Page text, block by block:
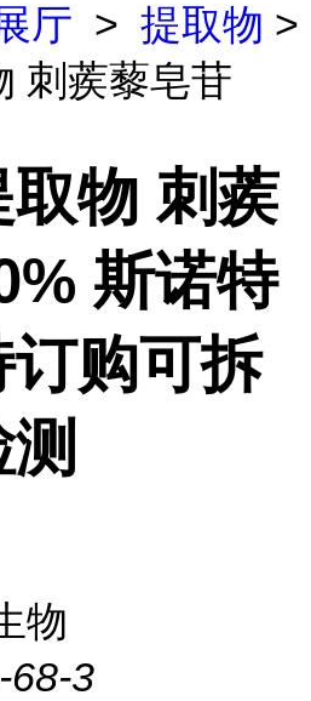
厅 > 提取物 >
刺蒺藜皂苷
物 刺蒺
斯诺特
购可拆
物
68-3